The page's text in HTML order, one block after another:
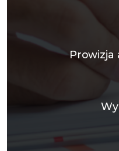
Prowizja